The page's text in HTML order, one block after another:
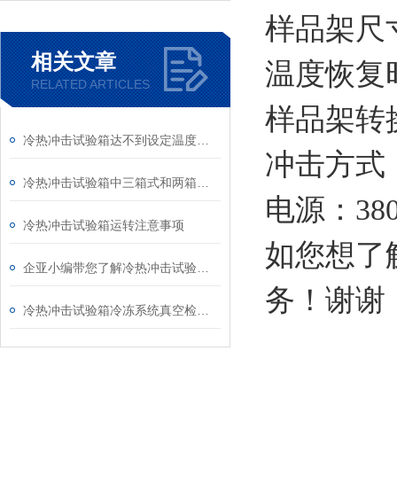
相关文章
RELATED ARTICLES
冷热冲击试验箱运转注意事项
样品架尺
温度恢复
样品架转
冲击方式
电源：
如您想了
务！谢谢